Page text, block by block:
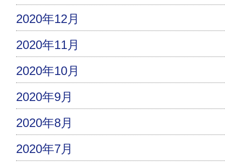
2020年12月
2020年11月
2020年10月
2020年9月
2020年8月
2020年7月